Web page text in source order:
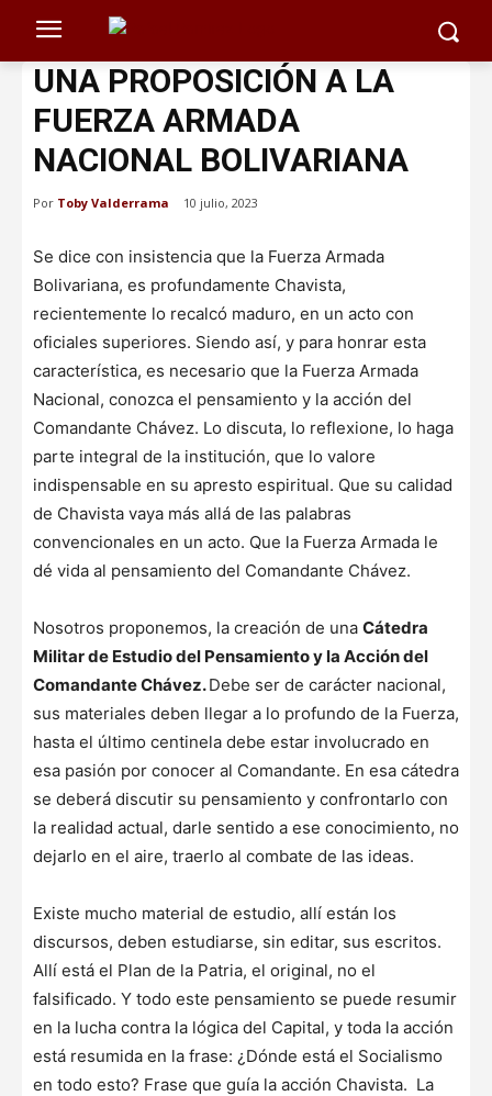
UNA PROPOSICIÓN A LA
FUERZA ARMADA
NACIONAL BOLIVARIANA
Por Toby Valderrama 10 julio, 2023
Se dice con insistencia que la Fuerza Armada
Bolivariana, es profundamente Chavista,
recientemente lo recalcó maduro, en un acto con
oficiales superiores. Siendo así, y para honrar esta
característica, es necesario que la Fuerza Armada
Nacional, conozca el pensamiento y la acción del
Comandante Chávez. Lo discuta, lo reflexione, lo haga
parte integral de la institución, que lo valore
indispensable en su apresto espiritual. Que su calidad
de Chavista vaya más allá de las palabras
convencionales en un acto. Que la Fuerza Armada le
dé vida al pensamiento del Comandante Chávez.
Nosotros proponemos, la creación de una Cátedra
Militar de Estudio del Pensamiento y la Acción del
Comandante Chávez.Debe ser de carácter nacional,
sus materiales deben llegar a lo profundo de la Fuerza,
hasta el último centinela debe estar involucrado en
esa pasión por conocer al Comandante. En esa cátedra
se deberá discutir su pensamiento y confrontarlo con
la realidad actual, darle sentido a ese conocimiento, no
dejarlo en el aire, traerlo al combate de las ideas.
Existe mucho material de estudio, allí están los
discursos, deben estudiarse, sin editar, sus escritos.
Allí está el Plan de la Patria, el original, no el
falsificado. Y todo este pensamiento se puede resumir
en la lucha contra la lógica del Capital, y toda la acción
está resumida en la frase: ¿Dónde está el Socialismo
en todo esto? Frase que guía la acción Chavista. La